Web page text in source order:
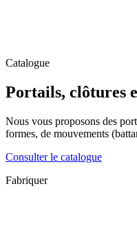
Catalogue
Portails, clôtures
Nous vous proposons des
formes, de mouvements
Consulter le catalogue
Fabriquer